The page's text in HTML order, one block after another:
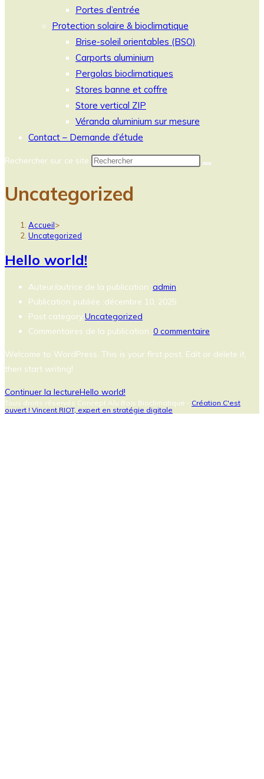
Portes d’entrée
Protection solaire & bioclimatique
Brise-soleil orientables (BSO)
Carports aluminium
Pergolas bioclimatiques
Stores banne et coffre
Store vertical ZIP
Véranda aluminium sur mesure
Contact – Demande d’étude
Rechercher sur ce site
Uncategorized
Accueil>
Uncategorized
Hello world!
Auteur/autrice de la publication :admin
Publication publiée :décembre 10, 2025
Post category:Uncategorized
Commentaires de la publication :0 commentaire
Welcome to WordPress. This is your first post. Edit or delete it,
then start writing!
Continuer la lectureHello world!
Tous droits réservés Concept Alu Bois Bioclimatique - Création C'est
ouvert ! Vincent RIOT, expert en stratégie digitale